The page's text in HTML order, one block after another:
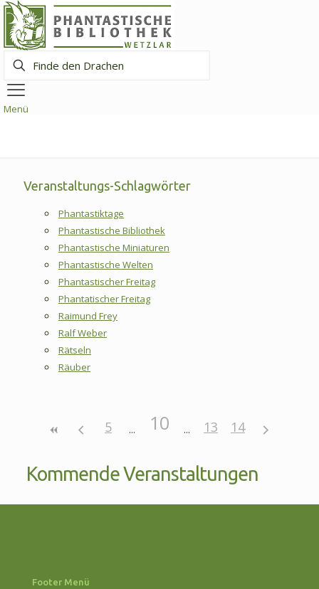
den
Drachen
Menü
Veranstaltungs-Schlagwörter
Phantastiktage
Phantastische Bibliothek
Phantastische Miniaturen
Phantastische Welten
Phantastischer Freitag
Phantatischer Freitag
Raimund Frey
Ralf Weber
Rätseln
Räuber
5 10 13 14
Kommende Veranstaltungen
Footer Menü